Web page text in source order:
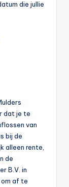
die jullie
dat je te
van
bij de
alleen rente,
de
B.V. in
af te